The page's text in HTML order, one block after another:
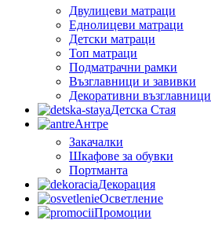
Двулицеви матраци
Еднолицеви матраци
Детски матраци
Топ матраци
Подматрачни рамки
Възглавници и завивки
Декоративни възглавници
Детска Стая
Антре
Закачалки
Шкафове за обувки
Портманта
Декорация
Осветление
Промоции